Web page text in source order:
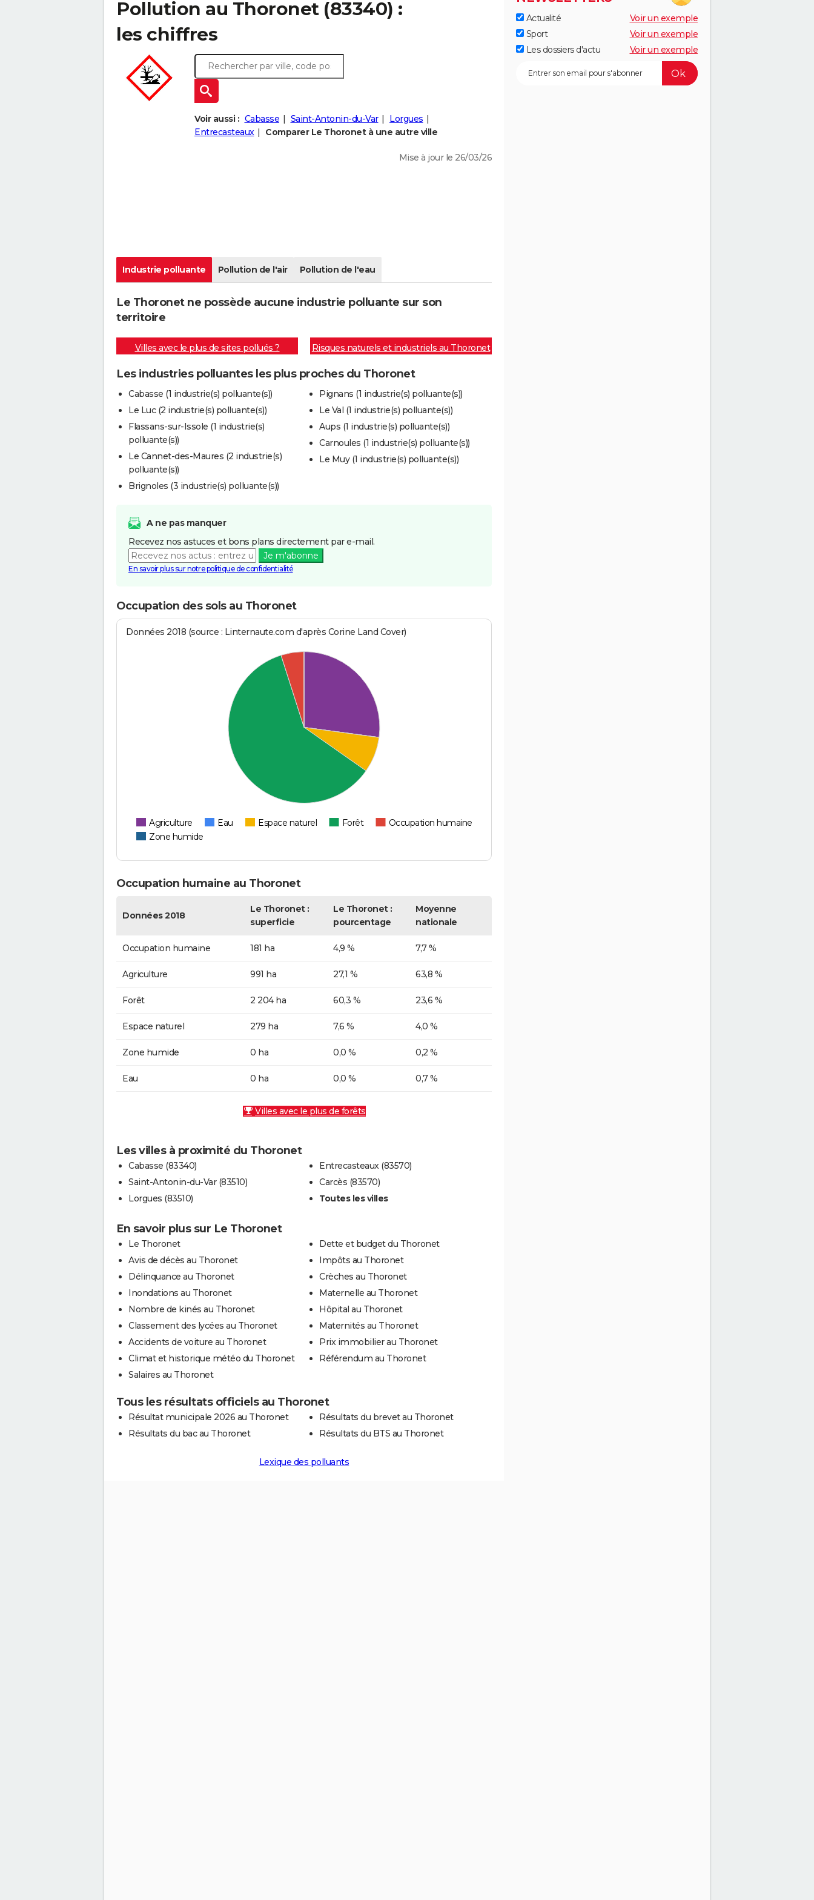
Pollution au Thoronet (83340) :
les chiffres
Voir aussi : Cabasse Saint-Antonin-du-Var
Lorgues
Entrecasteaux
Comparer Le Thoronet à une autre ville
Mise à jour le 26/03/26
Industrie polluante Pollution de l'air Pollution de l'eau
Le Thoronet ne possède aucune industrie polluante sur son
territoire
Villes avec le plus de sites pollués ? Risques naturels et industriels au Thoronet
Les industries polluantes les plus proches du Thoronet
Cabasse (1 industrie(s) polluante(s))
Le Luc (2 industrie(s) polluante(s))
Flassans-sur-Issole (1 industrie(s)
polluante(s))
Le Cannet-des-Maures (2 industrie(s)
polluante(s))
Brignoles (3 industrie(s) polluante(s))
Pignans (1 industrie(s) polluante(s))
Le Val (1 industrie(s) polluante(s))
Aups (1 industrie(s) polluante(s))
Carnoules (1 industrie(s) polluante(s))
Le Muy (1 industrie(s) polluante(s))
A ne pas manquer
Recevez nos astuces et bons plans directement par e-mail.
Je m'abonne
En savoir plus sur notre politique de confidentialité
Occupation des sols au Thoronet
Données 2018 (source : Linternaute.com d'après Corine Land Cover)
Agriculture Eau Espace naturel Forêt
Occupation humaine
Zone humide
Occupation humaine au Thoronet
Données 2018
Le Thoronet :
superficie
Le Thoronet :
pourcentage
Moyenne
nationale
Occupation humaine 181 ha 4,9 % 7,7 %
Agriculture 991 ha 27,1 % 63,8 %
Forêt 2 204 ha 60,3 % 23,6 %
Espace naturel 279 ha 7,6 % 4,0 %
Zone humide 0 ha 0,0 % 0,2 %
Eau 0 ha 0,0 % 0,7 %
Villes avec le plus de forêts
Les villes à proximité du Thoronet
Cabasse (83340)
Saint-Antonin-du-Var (83510)
Lorgues (83510)
Entrecasteaux (83570)
Carcès (83570)
Toutes les villes
En savoir plus sur Le Thoronet
Le Thoronet
Avis de décès au Thoronet
Délinquance au Thoronet
Inondations au Thoronet
Nombre de kinés au Thoronet
Classement des lycées au Thoronet
Accidents de voiture au Thoronet
Climat et historique météo du Thoronet
Salaires au Thoronet
Dette et budget du Thoronet
Impôts au Thoronet
Crèches au Thoronet
Maternelle au Thoronet
Hôpital au Thoronet
Maternités au Thoronet
Prix immobilier au Thoronet
Référendum au Thoronet
Tous les résultats officiels au Thoronet
Résultat municipale 2026 au Thoronet
Résultats du bac au Thoronet
Résultats du brevet au Thoronet
Résultats du BTS au Thoronet
Lexique des polluants
Actualité
Voir un exemple
Sport
Voir un exemple
Les dossiers d'actu
Voir un exemple